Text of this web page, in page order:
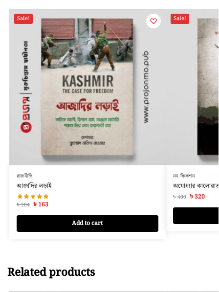
Sale!
রাজনীতি
আজাদির লড়াই
৳204 ৳163
Add to cart
Sale!
নন ফিকশন
অযোধ্যার কালোরাত
৳400 ৳320
Related products